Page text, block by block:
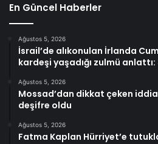
En Güncel Haberler
Ağustos 5, 2026
İsrail’de alıkonulan İrlanda
kardeşi yaşadığı zulmü
Ağustos 5, 2026
Mossad’dan dikkat çeken iddia:
deşifre oldu
Ağustos 5, 2026
Fatma Kaplan Hürriyet’e